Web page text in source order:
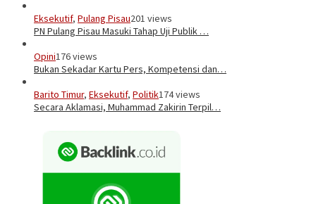
Eksekutif, Pulang Pisau201 views
PN Pulang Pisau Masuki Tahap Uji Publik …
Opini176 views
Bukan Sekadar Kartu Pers, Kompetensi dan…
Barito Timur, Eksekutif, Politik174 views
Secara Aklamasi, Muhammad Zakirin Terpil…